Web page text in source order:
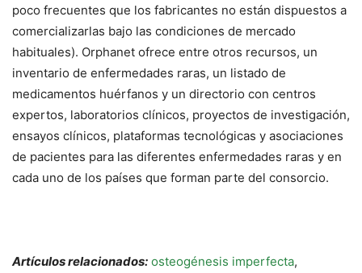
poco frecuentes que los fabricantes no están dispuestos a
comercializarlas bajo las condiciones de mercado
habituales). Orphanet ofrece entre otros recursos, un
inventario de enfermedades raras, un listado de
medicamentos huérfanos y un directorio con centros
expertos, laboratorios clínicos, proyectos de investigación,
ensayos clínicos, plataformas tecnológicas y asociaciones
de pacientes para las diferentes enfermedades raras y en
cada uno de los países que forman parte del consorcio.
Artículos relacionados: osteogénesis imperfecta,